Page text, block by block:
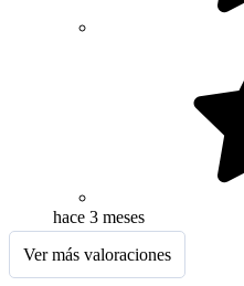
hace 3 meses
Ver más valoraciones